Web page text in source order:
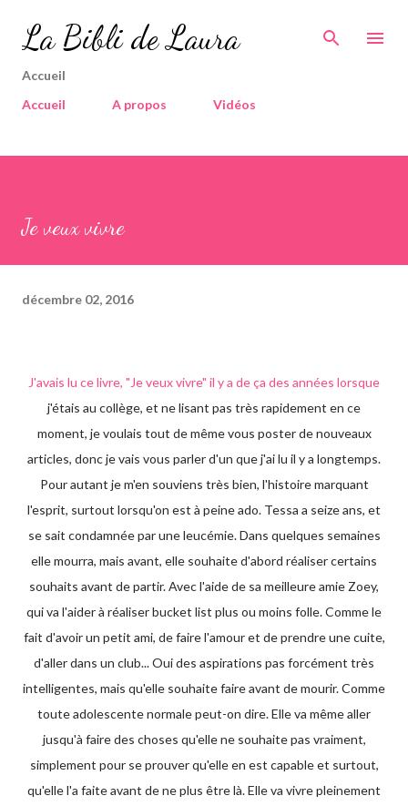
Accéder au contenu principal
La Bibli de Laura
Accueil
Accueil
A propos Vidéos
Je veux vivre
décembre 02, 2016
J'avais lu ce livre, "Je veux vivre" il y a de ça des années lorsque
j'étais au collège, et ne lisant pas très rapidement en ce
moment, je voulais tout de même vous poster de nouveaux
articles, donc je vais vous parler d'un que j'ai lu il y a longtemps.
Pour autant je m'en souviens très bien, l'histoire marquant
l'esprit, surtout lorsqu'on est à peine ado. Tessa a seize ans, et
se sait condamnée par une leucémie. Dans quelques semaines
elle mourra, mais avant, elle souhaite d'abord réaliser certains
souhaits avant de partir. Avec l'aide de sa meilleure amie Zoey,
qui va l'aider à réaliser bucket list plus ou moins folle. Comme le
fait d'avoir un petit ami, de faire l'amour et de prendre une cuite,
d'aller dans un club... Oui des aspirations pas forcément très
intelligentes, mais qu'elle souhaite faire avant de mourir. Comme
toute adolescente normale peut-on dire. Elle va même aller
jusqu'à faire des choses qu'elle ne souhaite pas vraiment,
simplement pour se prouver qu'elle en est capable et surtout,
qu'elle l'a faite avant de ne plus être là. Elle va vivre pleinement